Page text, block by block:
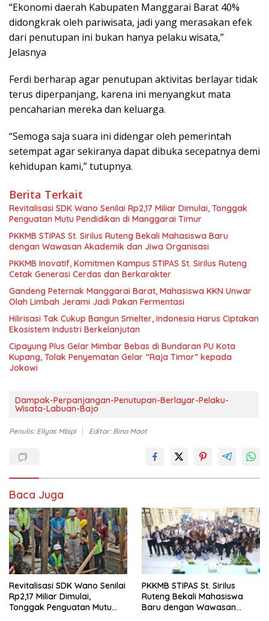
“Ekonomi daerah Kabupaten Manggarai Barat 40%
didongkrak oleh pariwisata, jadi yang merasakan efek
dari penutupan ini bukan hanya pelaku wisata,”
Jelasnya
Ferdi berharap agar penutupan aktivitas berlayar tidak
terus diperpanjang, karena ini menyangkut mata
pencaharian mereka dan keluarga.
“Semoga saja suara ini didengar oleh pemerintah
setempat agar sekiranya dapat dibuka secepatnya demi
kehidupan kami,” tutupnya.
Berita Terkait
Revitalisasi SDK Wano Senilai Rp2,17 Miliar Dimulai, Tonggak
Penguatan Mutu Pendidikan di Manggarai Timur
PKKMB STIPAS St. Sirilus Ruteng Bekali Mahasiswa Baru
dengan Wawasan Akademik dan Jiwa Organisasi
PKKMB Inovatif, Komitmen Kampus STIPAS St. Sirilus Ruteng
Cetak Generasi Cerdas dan Berkarakter
Gandeng Peternak Manggarai Barat, Mahasiswa KKN Unwar
Olah Limbah Jerami Jadi Pakan Fermentasi
Hilirisasi Tak Cukup Bangun Smelter, Indonesia Harus Ciptakan
Ekosistem Industri Berkelanjutan
Cipayung Plus Gelar Mimbar Bebas di Bundaran PU Kota
Kupang, Tolak Penyematan Gelar “Raja Timor” kepada
Jokowi
Dampak-Perpanjangan-Penutupan-Berlayar-Pelaku-
Wisata-Labuan-Bajo
Penulis: Ellyas Mbipi Editor: Bino Maot
Baca Juga
Revitalisasi SDK Wano Senilai
Rp2,17 Miliar Dimulai,
Tonggak Penguatan Mutu
PKKMB STIPAS St. Sirilus
Ruteng Bekali Mahasiswa
Baru dengan Wawasan